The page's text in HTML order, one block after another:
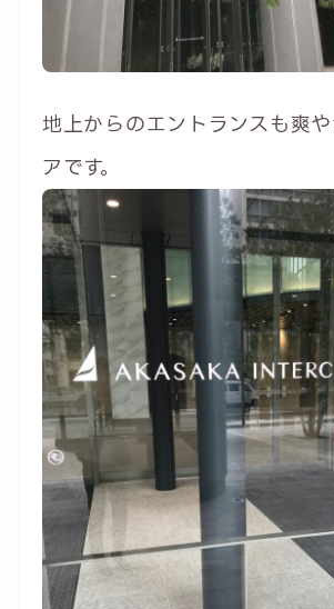
地上からのエントランスも爽
アです。